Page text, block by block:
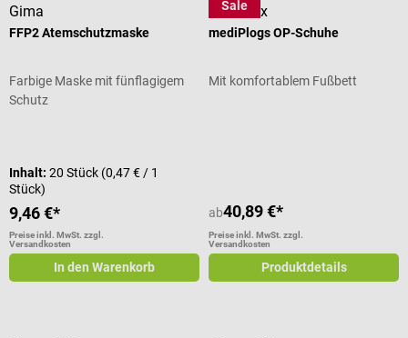
Gima
FFP2 Atemschutzmaske
Farbige Maske mit fünflagigem
Schutz
Inhalt: 20 Stück (0,47 € / 1
Stück)
9,46 €*
Preise inkl. MwSt. zzgl.
Versandkosten
In den Warenkorb
Sale
medimex
mediPlogs OP-Schuhe
Mit komfortablem Fußbett
ab40,89 €*
Preise inkl. MwSt. zzgl.
Versandkosten
Produktdetails